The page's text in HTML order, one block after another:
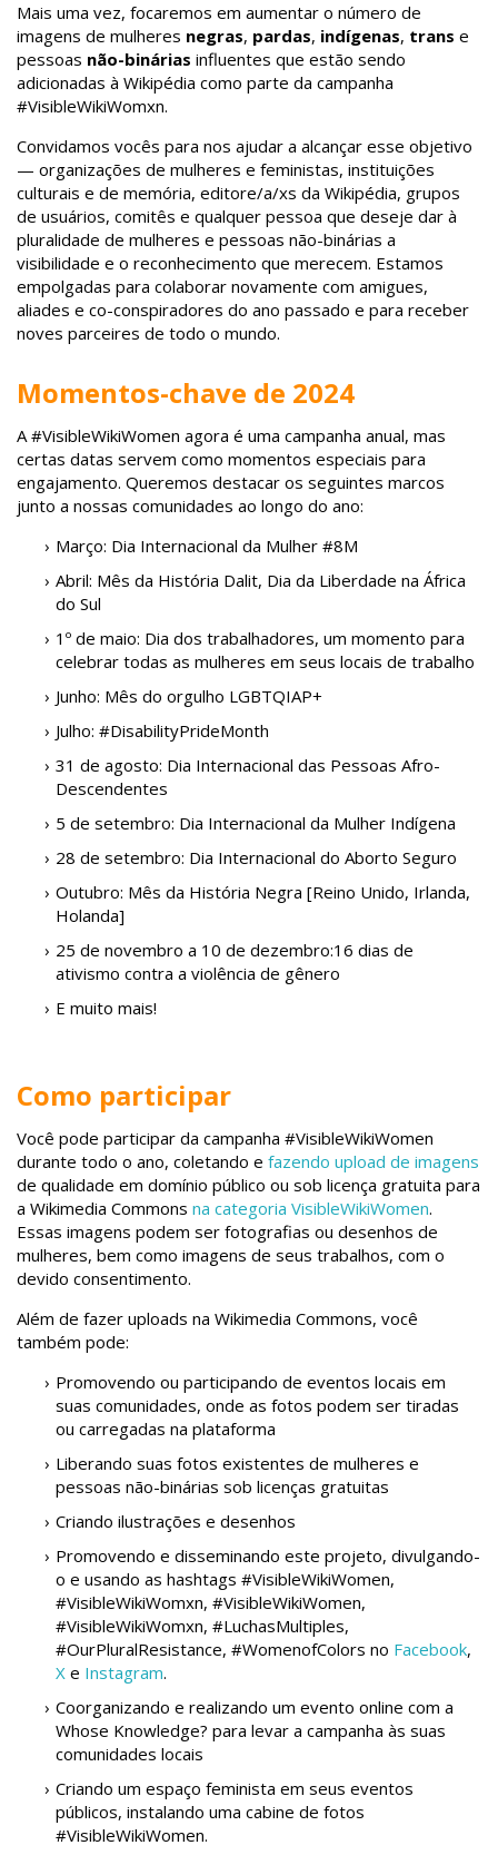
Mais uma vez, focaremos em aumentar o número de
imagens de mulheres negras, pardas, indígenas, trans e
pessoas não-binárias influentes que estão sendo
adicionadas à Wikipédia como parte da campanha
#VisibleWikiWomxn.
Convidamos vocês para nos ajudar a alcançar esse objetivo
— organizações de mulheres e feministas, instituições
culturais e de memória, editore/a/xs da Wikipédia, grupos
de usuários, comitês e qualquer pessoa que deseje dar à
pluralidade de mulheres e pessoas não-binárias a
visibilidade e o reconhecimento que merecem. Estamos
empolgadas para colaborar novamente com amigues,
aliades e co-conspiradores do ano passado e para receber
noves parceires de todo o mundo.
Momentos-chave de 2024
A #VisibleWikiWomen agora é uma campanha anual, mas
certas datas servem como momentos especiais para
engajamento. Queremos destacar os seguintes marcos
junto a nossas comunidades ao longo do ano:
Março: Dia Internacional da Mulher #8M
Abril: Mês da História Dalit, Dia da Liberdade na África
do Sul
1º de maio: Dia dos trabalhadores, um momento para
celebrar todas as mulheres em seus locais de trabalho
Junho: Mês do orgulho LGBTQIAP+
Julho: #DisabilityPrideMonth
31 de agosto: Dia Internacional das Pessoas Afro-
Descendentes
5 de setembro: Dia Internacional da Mulher Indígena
28 de setembro: Dia Internacional do Aborto Seguro
Outubro: Mês da História Negra [Reino Unido, Irlanda,
Holanda]
25 de novembro a 10 de dezembro:16 dias de
ativismo contra a violência de gênero
E muito mais!
Como participar
Você pode participar da campanha #VisibleWikiWomen
durante todo o ano, coletando e fazendo upload de imagens
de qualidade em domínio público ou sob licença gratuita para
a Wikimedia Commons na categoria VisibleWikiWomen.
Essas imagens podem ser fotografias ou desenhos de
mulheres, bem como imagens de seus trabalhos, com o
devido consentimento.
Além de fazer uploads na Wikimedia Commons, você
também pode:
Promovendo ou participando de eventos locais em
suas comunidades, onde as fotos podem ser tiradas
ou carregadas na plataforma
Liberando suas fotos existentes de mulheres e
pessoas não-binárias sob licenças gratuitas
Criando ilustrações e desenhos
Promovendo e disseminando este projeto, divulgando-
o e usando as hashtags #VisibleWikiWomen,
#VisibleWikiWomxn, #VisibleWikiWomen,
#VisibleWikiWomxn, #LuchasMultiples,
#OurPluralResistance, #WomenofColors no Facebook,
Xe Instagram.
Coorganizando e realizando um evento online com a
Whose Knowledge? para levar a campanha às suas
comunidades locais
Criando um espaço feminista em seus eventos
públicos, instalando uma cabine de fotos
#VisibleWikiWomen.